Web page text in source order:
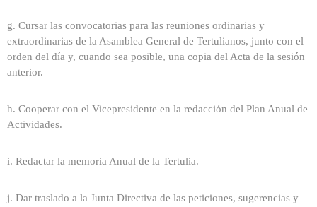
g. Cursar las convocatorias para las reuniones ordinarias y
extraordinarias de la Asamblea General de Tertulianos, junto con el
orden del día y, cuando sea posible, una copia del Acta de la sesión
anterior.
h. Cooperar con el Vicepresidente en la redacción del Plan Anual de
Actividades.
i. Redactar la memoria Anual de la Tertulia.
j. Dar traslado a la Junta Directiva de las peticiones, sugerencias y